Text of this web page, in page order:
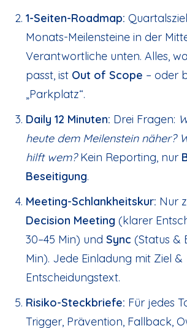
1-Seiten-Roadmap:
Monats-Meilensteine in der
Verantwortliche unten. Alles,
passt, ist Out of Scope – oder
„Parkplatz“.
Daily 12 Minuten: Drei Fragen:
heute dem Meilenstein näher?
hilft wem?Kein Reporting, nur
Beseitigung.
Meeting-Schlankheitskur: Nur
Decision Meeting (klarer
30–45 Min) und Sync (Status &
Min). Jede Einladung mit Ziel &
Entscheidungstext.
Risiko-Steckbriefe: Für jedes
Trigger, Prävention, Fallback,